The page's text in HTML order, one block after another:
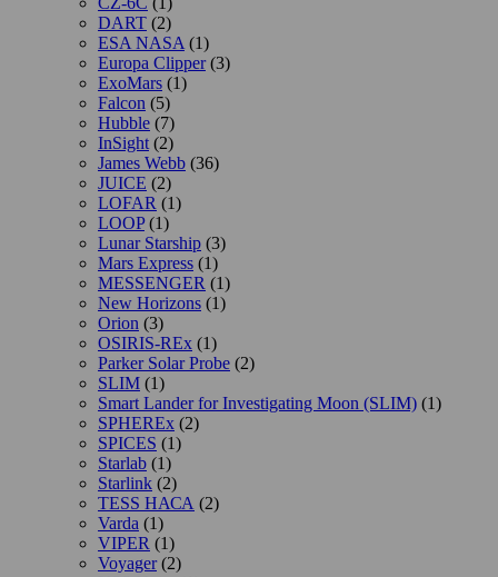
DART (2)
ESA NASA (1)
Europa Clipper(3)
ExoMars (1)
Falcon (5)
Hubble (7)
InSight (2)
James Webb (36)
JUICE (2)
LOFAR (1)
LOOP(1)
Lunar Starship (3)
Mars Express (1)
MESSENGER (1)
New Horizons (1)
Orion (3)
OSIRIS-REx (1)
Parker Solar Probe (2)
SLIM (1)
Smart Lander for Investigating Moon (SLIM) (1)
SPHEREx (2)
SPICES (1)
Starlab (1)
Starlink (2)
TESS НАСА (2)
Varda (1)
VIPER (1)
Voyager(2)